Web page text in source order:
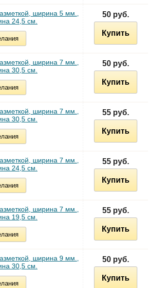
ширина 5 мм.,
24,5 см.
50 руб.
Купить
ширина 7 мм.,
30,5 см.
50 руб.
Купить
ширина 7 мм.,
30,5 см.
55 руб.
Купить
ширина 7 мм.,
24,5 см.
55 руб.
Купить
ширина 7 мм.,
19,5 см.
55 руб.
Купить
ширина 9 мм.,
30,5 см.
50 руб.
Купить